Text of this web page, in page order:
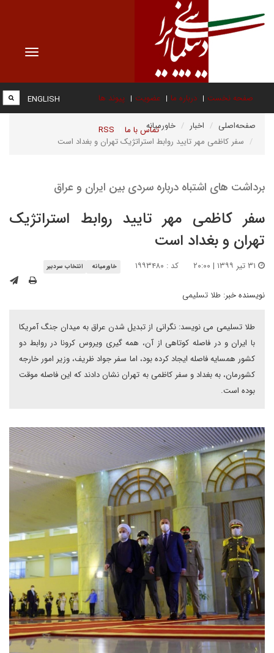
Toggle
صفحه نخست درباره ما عضویت پیوند ها
تماس با ما RSS
ENGLISH
صفحه‌اصلی اخبار
خاورمیانه
سفر کاظمی مهر تایید روابط استراتژیک تهران و بغداد است
برداشت های اشتباه درباره سردی بین ایران و عراق
سفر کاظمی مهر تایید روابط استراتژیک
تهران و بغداد است
کد : ۱۹۹۳۴۸۰ خاورمیانه انتخاب سردبیر
نویسنده خبر: طلا تسلیمی
طلا تسلیمی می نویسد: نگرانی از تبدیل شدن عراق به میدان جنگ آمریکا
با ایران و در فاصله کوتاهی از آن، همه گیری ویروس کرونا در روابط دو
کشور همسایه فاصله ایجاد کرده بود، اما سفر جواد ظریف، وزیر امور خارجه
کشورمان، به بغداد و سفر کاظمی به تهران نشان دادند که این فاصله موقت
بوده است.